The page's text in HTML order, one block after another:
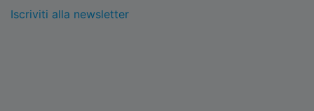
Iscriviti alla newsletter